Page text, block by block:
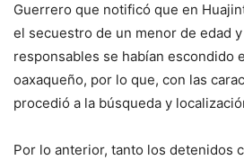
Guerrero que notificó que en
el secuestro de un menor de edad
responsables se habían escondido
oaxaqueño, por lo que, con las
procedió a la búsqueda y
Por lo anterior, tanto los detenidos